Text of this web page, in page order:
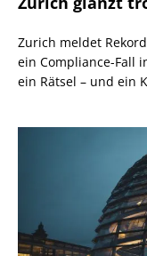
Zurich meldet
ein Compliance-Fall
ein Rätsel – und ein